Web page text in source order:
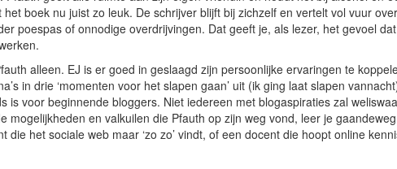
boek nu juist zo leuk. De schrijver blijft bij zichzelf en vertelt vol vuur
poespas of onnodige overdrijvingen. Dat geeft je, als lezer, het gevoel
alleen. EJ is er goed in geslaagd zijn persoonlijke ervaringen te
in drie ‘momenten voor het slapen gaan’ uit (ik ging laat slapen
is voor beginnende bloggers. Niet iedereen met blogaspiraties zal
mogelijkheden en valkuilen die Pfauth op zijn weg vond, leer je
het sociale web maar ‘zo zo’ vindt, of een docent die hoopt online